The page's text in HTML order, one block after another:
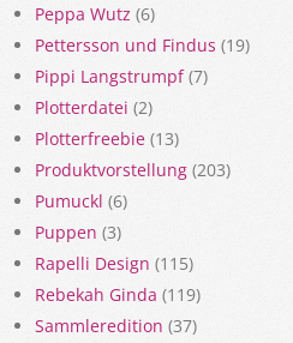
Peppa Wutz (6)
Pettersson und Findus (19)
Pippi Langstrumpf(7)
Plotterdatei (2)
Plotterfreebie (13)
Produktvorstellung (203)
Pumuckl (6)
Puppen (3)
Rapelli Design (115)
Rebekah Ginda (119)
Sammleredition (37)